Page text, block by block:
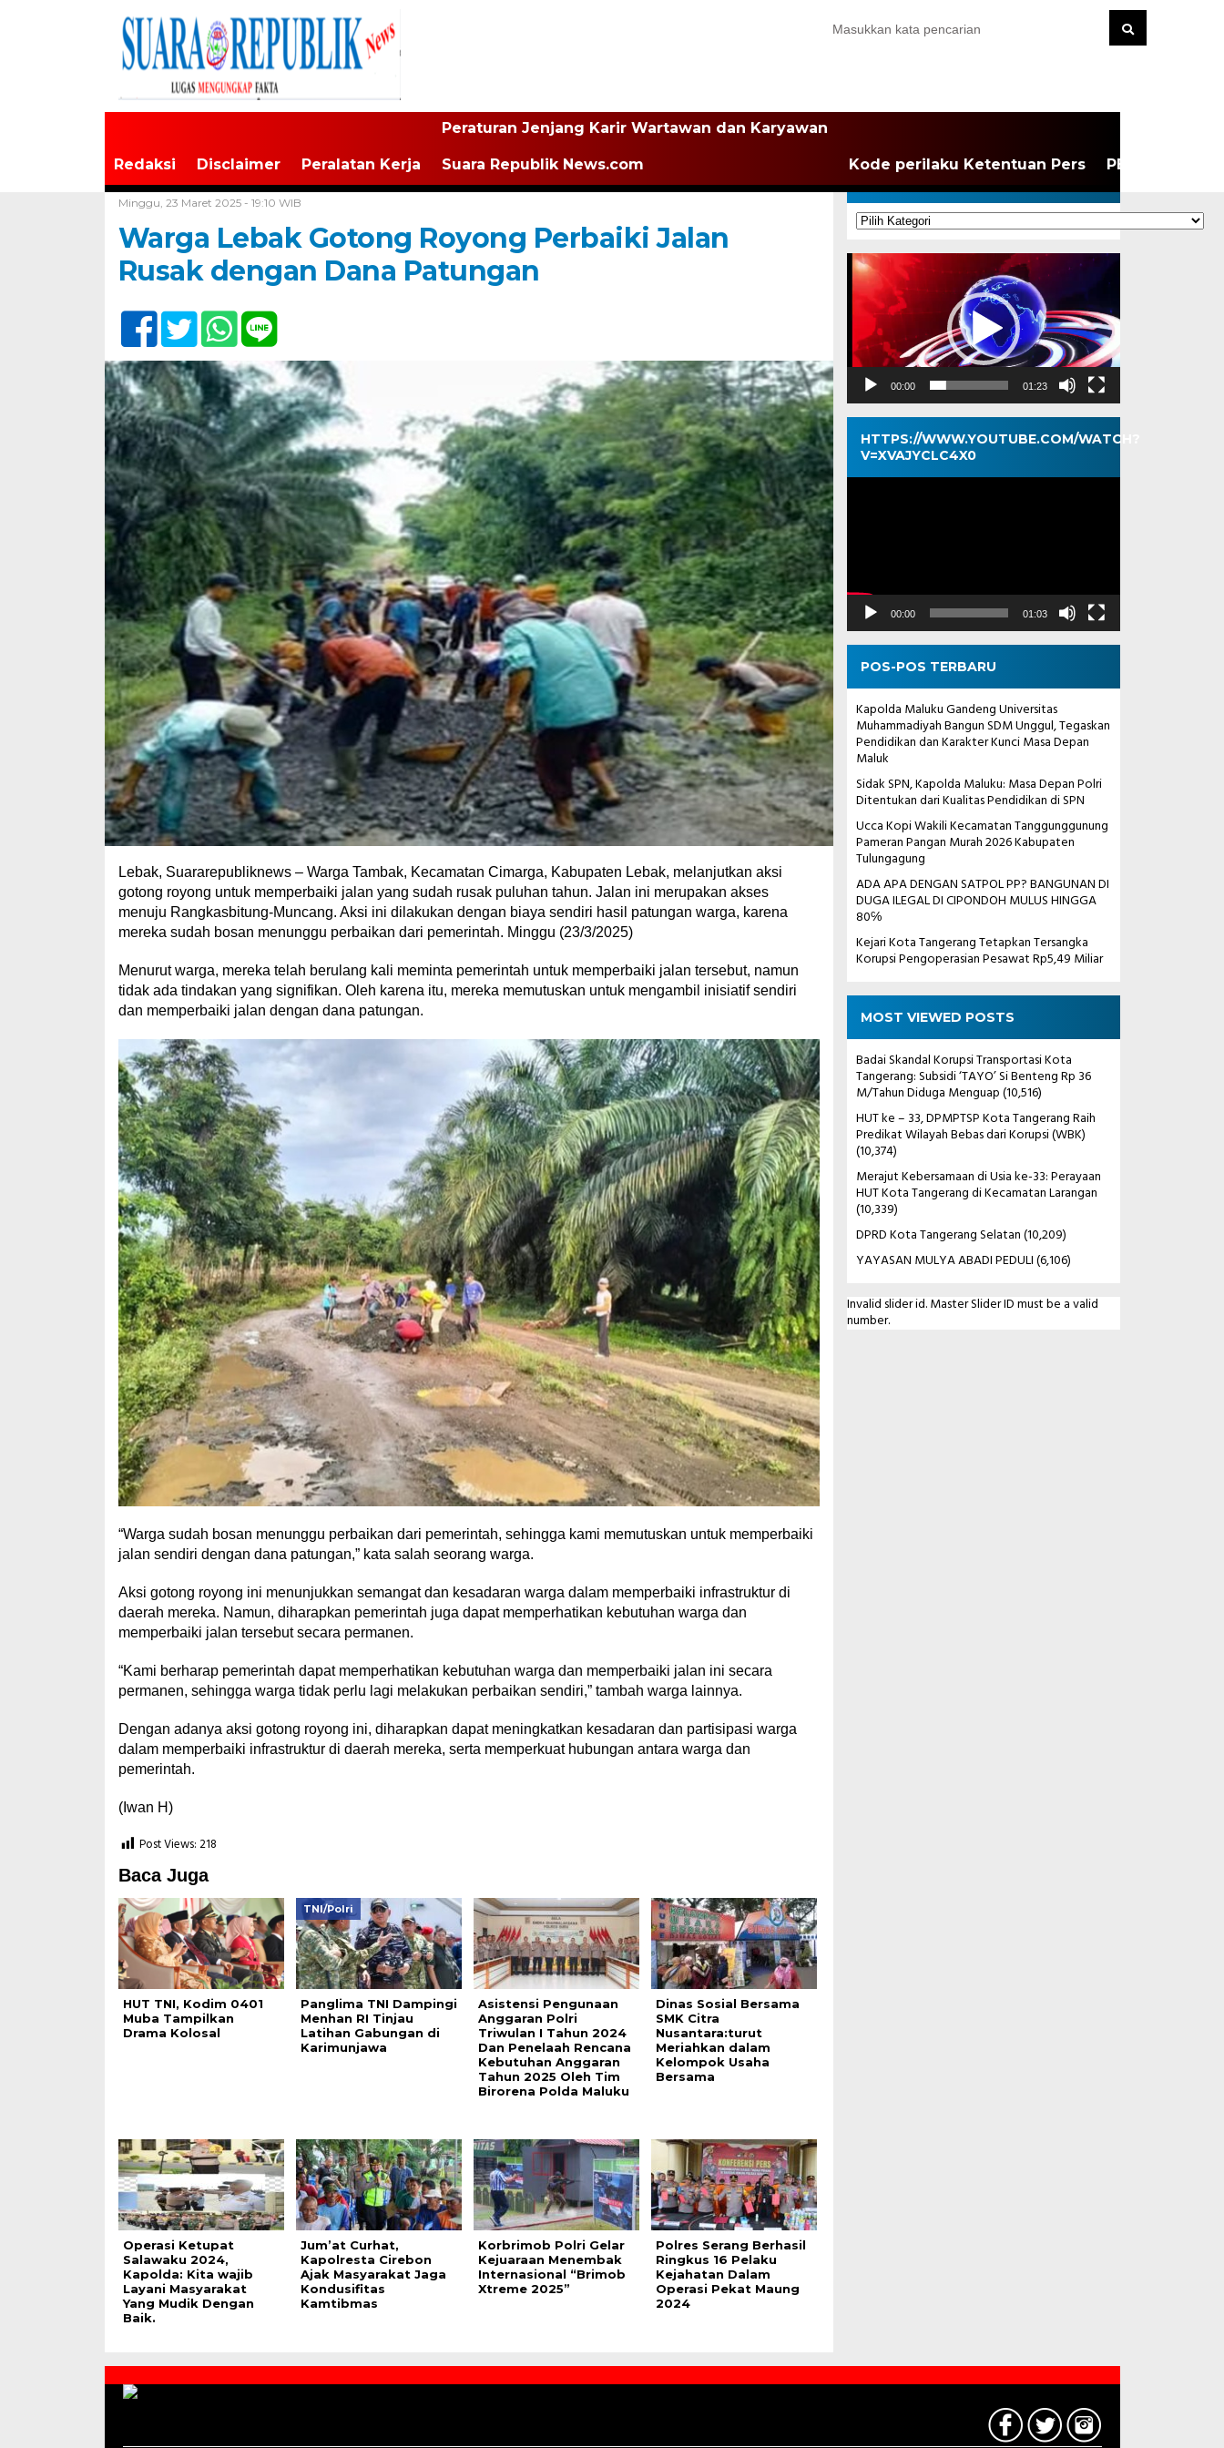
Redaksi Disclaimer Peralatan Kerja
Peraturan Jenjang Karir Wartawan dan Karyawan
Suara Republik News.com Kode perilaku Ketentuan Pers PEDOMAN
Minggu, 23 Maret 2025 - 19:10 WIB
Warga Lebak Gotong Royong Perbaiki Jalan
Rusak dengan Dana Patungan
Lebak, Suararepubliknews – Warga Tambak, Kecamatan Cimarga, Kabupaten Lebak, melanjutkan aksi
gotong royong untuk memperbaiki jalan yang sudah rusak puluhan tahun. Jalan ini merupakan akses
menuju Rangkasbitung-Muncang. Aksi ini dilakukan dengan biaya sendiri hasil patungan warga, karena
mereka sudah bosan menunggu perbaikan dari pemerintah. Minggu (23/3/2025)
Menurut warga, mereka telah berulang kali meminta pemerintah untuk memperbaiki jalan tersebut, namun
tidak ada tindakan yang signifikan. Oleh karena itu, mereka memutuskan untuk mengambil inisiatif sendiri
dan memperbaiki jalan dengan dana patungan.
“Warga sudah bosan menunggu perbaikan dari pemerintah, sehingga kami memutuskan untuk memperbaiki
jalan sendiri dengan dana patungan,” kata salah seorang warga.
Aksi gotong royong ini menunjukkan semangat dan kesadaran warga dalam memperbaiki infrastruktur di
daerah mereka. Namun, diharapkan pemerintah juga dapat memperhatikan kebutuhan warga dan
memperbaiki jalan tersebut secara permanen.
“Kami berharap pemerintah dapat memperhatikan kebutuhan warga dan memperbaiki jalan ini secara
permanen, sehingga warga tidak perlu lagi melakukan perbaikan sendiri,” tambah warga lainnya.
Dengan adanya aksi gotong royong ini, diharapkan dapat meningkatkan kesadaran dan partisipasi warga
dalam memperbaiki infrastruktur di daerah mereka, serta memperkuat hubungan antara warga dan
pemerintah.
(Iwan H)
Post Views:218
Baca Juga
HUT TNI, Kodim 0401
Muba Tampilkan
Drama Kolosal
TNI/Polri
Panglima TNI Dampingi
Menhan RI Tinjau
Latihan Gabungan di
Karimunjawa
Asistensi Pengunaan
Anggaran Polri
Triwulan I Tahun 2024
Dan Penelaah Rencana
Kebutuhan Anggaran
Tahun 2025 Oleh Tim
Birorena Polda Maluku
Dinas Sosial Bersama
SMK Citra
Nusantara:turut
Meriahkan dalam
Kelompok Usaha
Bersama
Operasi Ketupat
Salawaku 2024,
Kapolda: Kita wajib
Layani Masyarakat
Yang Mudik Dengan
Baik.
Jum’at Curhat,
Kapolresta Cirebon
Ajak Masyarakat Jaga
Kondusifitas
Kamtibmas
Korbrimob Polri Gelar
Kejuaraan Menembak
Internasional “Brimob
Xtreme 2025”
Polres Serang Berhasil
Ringkus 16 Pelaku
Kejahatan Dalam
Operasi Pekat Maung
2024
KATEGORI
Kategori
Pemutar
Video
00:00 01:23
HTTPS://WWW.YOUTUBE.COM/WATCH?
V=XVAJYCLC4X0
Pemutar
00:00 01:03
POS-POS TERBARU
Kapolda Maluku Gandeng Universitas
Muhammadiyah Bangun SDM Unggul, Tegaskan
Pendidikan dan Karakter Kunci Masa Depan
Maluk
Sidak SPN, Kapolda Maluku: Masa Depan Polri
Ditentukan dari Kualitas Pendidikan di SPN
Ucca Kopi Wakili Kecamatan Tanggunggunung
Pameran Pangan Murah 2026 Kabupaten
Tulungagung
ADA APA DENGAN SATPOL PP? BANGUNAN DI
DUGA ILEGAL DI CIPONDOH MULUS HINGGA
80℅
Kejari Kota Tangerang Tetapkan Tersangka
Korupsi Pengoperasian Pesawat Rp5,49 Miliar
MOST VIEWED POSTS
Badai Skandal Korupsi Transportasi Kota
Tangerang: Subsidi ‘TAYO’ Si Benteng Rp 36
M/Tahun Diduga Menguap(10,516)
HUT ke – 33, DPMPTSP Kota Tangerang Raih
Predikat Wilayah Bebas dari Korupsi (WBK)
(10,374)
Merajut Kebersamaan di Usia ke-33: Perayaan
HUT Kota Tangerang di Kecamatan Larangan
(10,339)
DPRD Kota Tangerang Selatan(10,209)
YAYASAN MULYA ABADI PEDULI(6,106)
Invalid slider id. Master Slider ID must be a valid
number.